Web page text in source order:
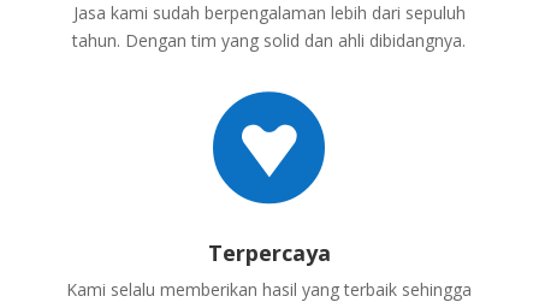
Jasa kami sudah berpengalaman lebih dari sepuluh
tahun. Dengan tim yang solid dan ahli dibidangnya.

Terpercaya
Kami selalu memberikan hasil yang terbaik sehingga